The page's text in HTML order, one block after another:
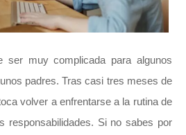
ser muy complicada para algunos
padres. Tras casi tres meses de
volver a enfrentarse a la rutina de
responsabilidades. Si no sabes por